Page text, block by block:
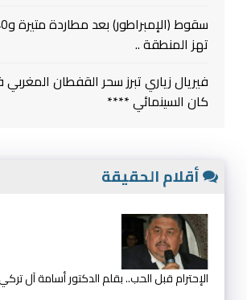
تهز المنطقة ..
فيريال زياري تبرز سحر القفطان
كان السينمائي ****
أقلام الحقيقة
الإحترام قبل الحب.. بقلم الدكتور أسامة آل